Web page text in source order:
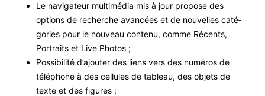
Le nav­i­ga­teur mul­ti­mé­dia mis à jour pro­pose des
options de recherche avancées et de nou­velles caté­
gories pour le nou­veau con­tenu, comme Récents,
Por­traits et Live Photos ;
Pos­si­bil­ité d’ajouter des liens vers des numéros de
télé­phone à des cel­lules de tableau, des objets de
texte et des figures ;